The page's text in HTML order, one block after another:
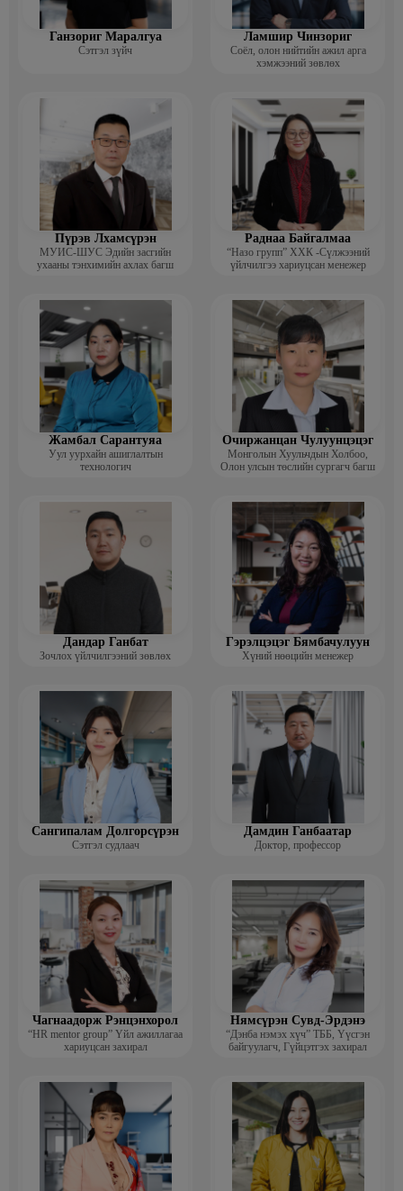
Ганзориг Маралгуа
Сэтгэл зүйч
Ламшир Чинзориг
Соёл, олон нийтийн ажил арга
хэмжээний зөвлөх
Пүрэв Лхамсүрэн
МУИС-ШУС Эдийн засгийн
ухааны тэнхимийн ахлах багш
Раднаа Байгалмаа
“Назо групп” ХХК -Сүлжээний
үйлчилгээ хариуцсан менежер
Жамбал Сарантуяа
Уул уурхайн ашиглалтын
технологич
Очиржанцан Чулуунцэцэг
Монголын Хуульчдын Холбоо,
Олон улсын төслийн сургагч багш
Дандар Ганбат
Зочлох үйлчилгээний зөвлөх
Гэрэлцэцэг Бямбачулуун
Хүний нөөцийн менежер
Сангипалам Долгорсүрэн
Сэтгэл судлаач
Дамдин Ганбаатар
Доктор, профессор
Чагнаадорж Рэнцэнхорол
“HR mentor group” Үйл ажиллагаа
хариуцсан захирал
Нямсүрэн Сувд-Эрдэнэ
“Дэнба нэмэх хүч” ТББ, Үүсгэн
байгуулагч, Гүйцэтгэх захирал